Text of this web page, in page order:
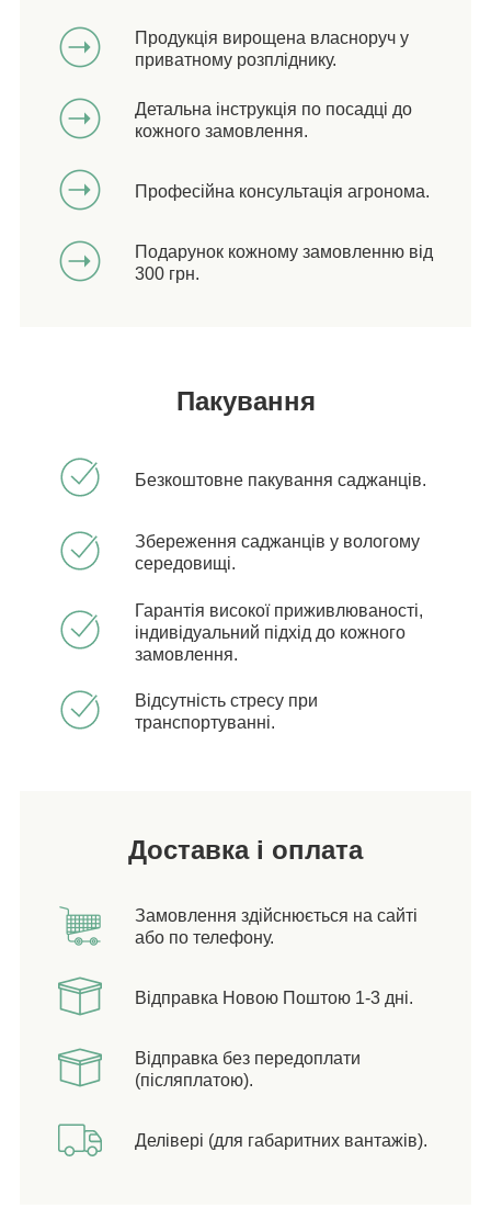
Продукція вирощена власноруч у
приватному розпліднику.
Детальна інструкція по посадці до
кожного замовлення.
Професійна консультація агронома.
Подарунок кожному замовленню від
300 грн.
Пакування
Безкоштовне пакування саджанців.
Збереження саджанців у вологому
середовищі.
Гарантія високої приживлюваності,
індивідуальний підхід до кожного
замовлення.
Відсутність стресу при
транспортуванні.
Доставка і оплата
Замовлення здійснюється на сайті
або по телефону.
Відправка Новою Поштою 1-3 дні.
Відправка без передоплати
(післяплатою).
Делівері (для габаритних вантажів).